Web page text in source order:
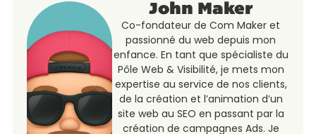
John Maker
Co-fondateur de Com Maker et
passionné du web depuis mon
enfance. En tant que spécialiste du
Pôle Web & Visibilité, je mets mon
expertise au service de nos clients,
de la création et l’animation d’un
site web au SEO en passant par la
création de campagnes Ads. Je